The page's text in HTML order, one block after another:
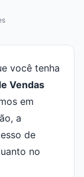
você tenha
Vendas
em
a
de
no